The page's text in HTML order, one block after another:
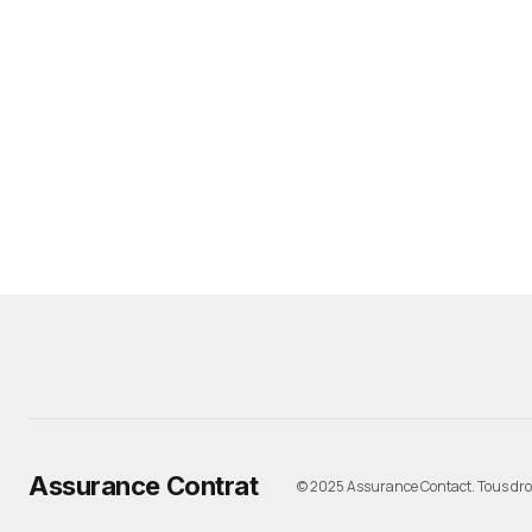
Assurance Contrat © 2025 Assurance Contact. Tous